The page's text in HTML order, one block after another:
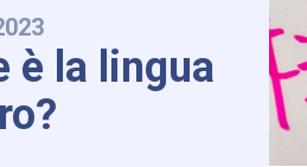
è la lingua